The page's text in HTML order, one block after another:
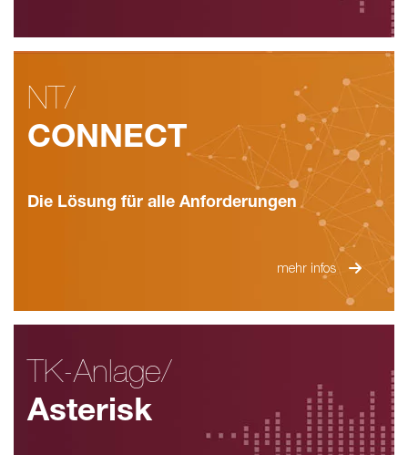
NT/
CONNECT
Die Lösung für alle Anforderungen
mehr infos
TK-Anlage/
Asterisk